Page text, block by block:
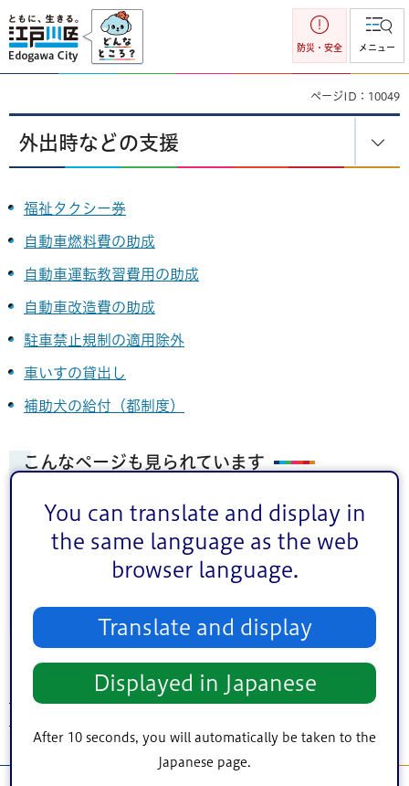
You can translate and display in
the same language as the web
browser language.
Translate and display
Displayed in Japanese
After 10 seconds, you will automatically be taken to the
Japanese page.
江戸川区
防災・安全 メニュー
ページID：10049
外出時などの支援
福祉タクシー券
自動車燃料費の助成
自動車運転教習費用の助成
自動車改造費の助成
駐車禁止規制の適用除外
車いすの貸出し
補助犬の給付（都制度）
こんなページも見られています
各種サービス
障害福祉サービス等
在宅での支援
トップページ 健康・医療・福祉 福祉・介護 > 各種サービス